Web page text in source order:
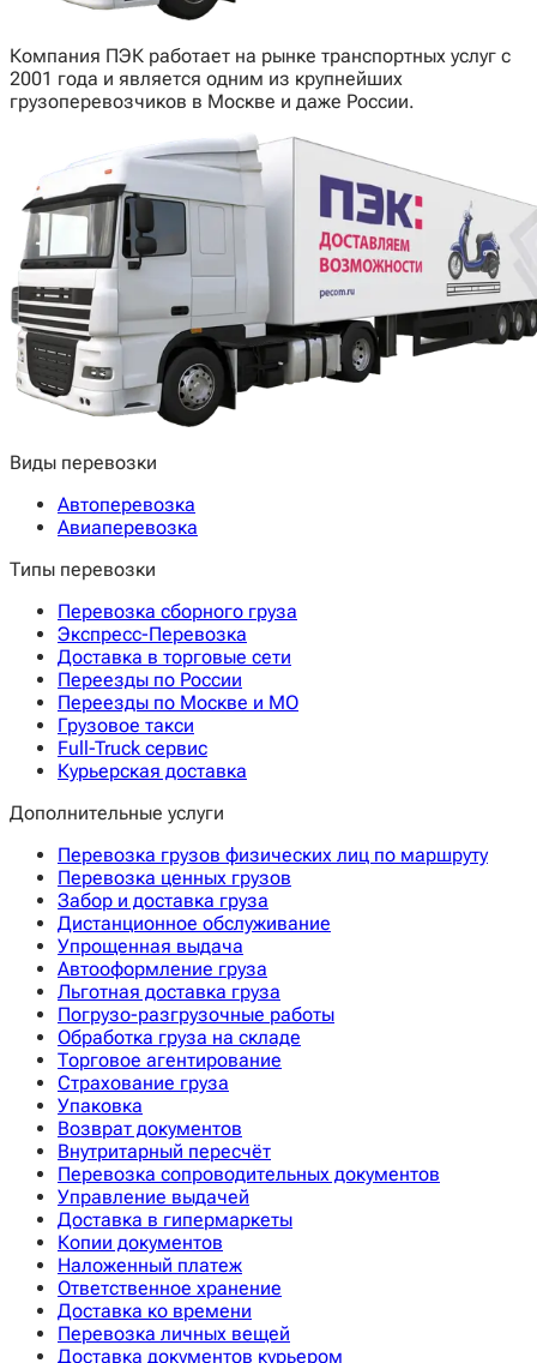
Компания ПЭК работает на рынке транспортных услуг с
2001 года и является одним из крупнейших
грузоперевозчиков в Москве и даже России.
Виды перевозки
Автоперевозка
Авиаперевозка
Типы перевозки
Перевозка сборного груза
Экспресс-Перевозка
Доставка в торговые сети
Переезды по России
Переезды по Москве и МО
Грузовое такси
Full-Truck сервис
Курьерская доставка
Дополнительные услуги
Перевозка грузов физических лиц по маршруту
Перевозка ценных грузов
Забор и доставка груза
Дистанционное обслуживание
Упрощенная выдача
Автооформление груза
Льготная доставка груза
Погрузо-разгрузочные работы
Обработка груза на складе
Торговое агентирование
Страхование груза
Упаковка
Возврат документов
Внутритарный пересчёт
Перевозка сопроводительных документов
Управление выдачей
Доставка в гипермаркеты
Копии документов
Наложенный платеж
Ответственное хранение
Доставка ко времени
Перевозка личных вещей
Доставка документов курьером